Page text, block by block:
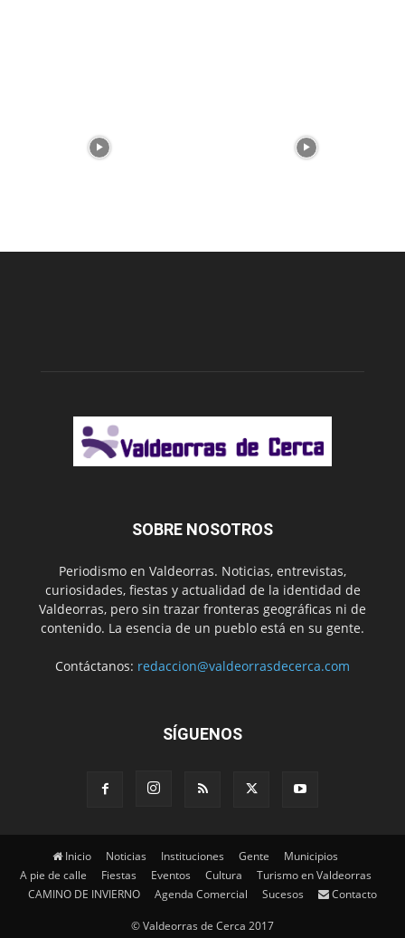
SOBRE NOSOTROS
Periodismo en Valdeorras. Noticias, entrevistas,
curiosidades, fiestas y actualidad de la identidad de
Valdeorras, pero sin trazar fronteras geográficas ni de
contenido. La esencia de un pueblo está en su gente.
Contáctanos: redaccion@valdeorrasdecerca.com
SÍGUENOS
Inicio Noticias Instituciones Gente
Municipios
A pie de calle
Fiestas Eventos Cultura
Turismo en Valdeorras
CAMINO DE INVIERNO
Agenda Comercial Sucesos Contacto
© Valdeorras de Cerca 2017